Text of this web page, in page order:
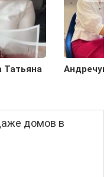
Татьяна Андречук
домов в